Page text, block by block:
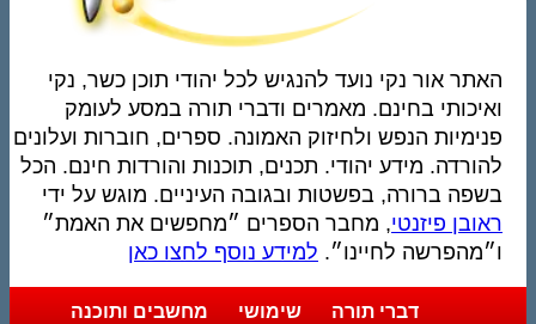
האתר אור נקי נועד להנגיש לכל יהודי תוכן כשר, נקי
ואיכותי בחינם. מאמרים ודברי תורה במסע לעומק
פנימיות הנפש ולחיזוק האמונה. ספרים, חוברות ועלונים
להורדה. מידע יהודי. תכנים, תוכנות והורדות חינם. הכל
בשפה ברורה, בפשטות ובגובה העיניים. מוגש על ידי
ראובן פיזנטי, מחבר הספרים ״מחפשים את האמת״
ו״מהפרשה לחיינו״. למידע נוסף לחצו כאן
דברי תורה שימושי מחשבים ותוכנה